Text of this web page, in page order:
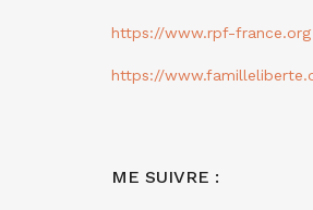
https://www.rpf-france.org
https://
ME SUIVRE :